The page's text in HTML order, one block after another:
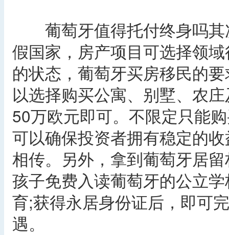
葡萄牙值得托付终身吗其
假国家，房产项目可选择领
的状态，葡萄牙买房移民的
以选择购买公寓、别墅、农
50万欧元即可。不限定只能
可以确保投资者拥有稳定的
相传。另外，拿到葡萄牙居
孩子免费入读葡萄牙的公立
育;获得永居身份证后，即可
遇。